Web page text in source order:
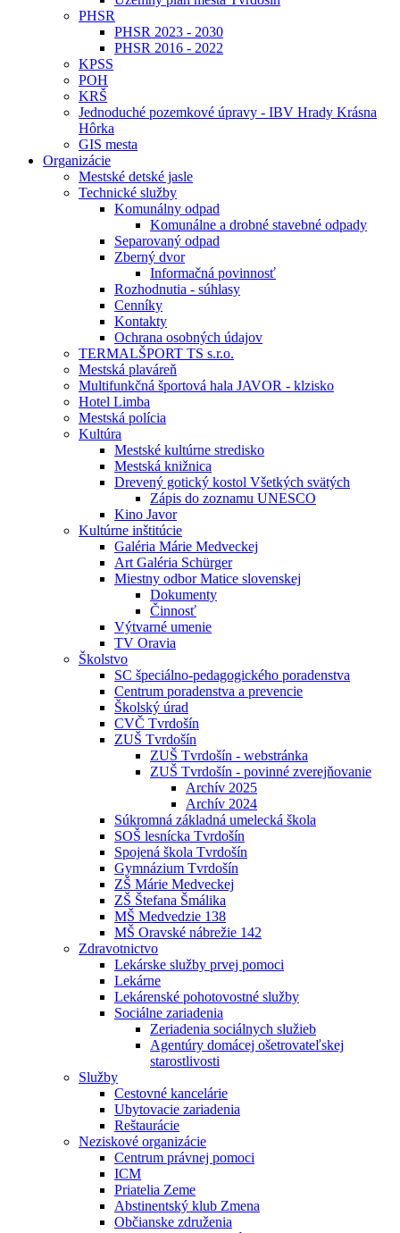
PHSR
PHSR 2023 - 2030
PHSR 2016 - 2022
KPSS
POH
KRŠ
Jednoduché pozemkové úpravy - IBV Hrady Krásna
Hôrka
GIS mesta
Organizácie
Mestské detské jasle
Technické služby
Komunálny odpad
Komunálne a drobné stavebné odpady
Separovaný odpad
Zberný dvor
Informačná povinnosť
Rozhodnutia - súhlasy
Cenníky
Kontakty
Ochrana osobných údajov
TERMALŠPORT TS s.r.o.
Mestská plaváreň
Multifunkčná športová hala JAVOR - klzisko
Hotel Limba
Mestská polícia
Kultúra
Mestské kultúrne stredisko
Mestská knižnica
Drevený gotický kostol Všetkých svätých
Zápis do zoznamu UNESCO
Kino Javor
Kultúrne inštitúcie
Galéria Márie Medveckej
Art Galéria Schürger
Miestny odbor Matice slovenskej
Dokumenty
Činnosť
Výtvarné umenie
TV Oravia
Školstvo
SC špeciálno-pedagogického poradenstva
Centrum poradenstva a prevencie
Školský úrad
CVČ Tvrdošín
ZUŠ Tvrdošín
ZUŠ Tvrdošín - webstránka
ZUŠ Tvrdošín - povinné zverejňovanie
Archív 2025
Archív 2024
Súkromná základná umelecká škola
SOŠ lesnícka Tvrdošín
Spojená škola Tvrdošín
Gymnázium Tvrdošín
ZŠ Márie Medveckej
ZŠ Štefana Šmálika
MŠ Medvedzie 138
MŠ Oravské nábrežie 142
Zdravotnictvo
Lekárske služby prvej pomoci
Lekárne
Lekárenské pohotovostné služby
Sociálne zariadenia
Zeriadenia sociálnych služieb
Agentúry domácej ošetrovateľskej
starostlivosti
Služby
Cestovné kancelárie
Ubytovacie zariadenia
Reštaurácie
Neziskové organizácie
Centrum právnej pomoci
ICM
Priatelia Zeme
Abstinentský klub Zmena
Občianske združenia